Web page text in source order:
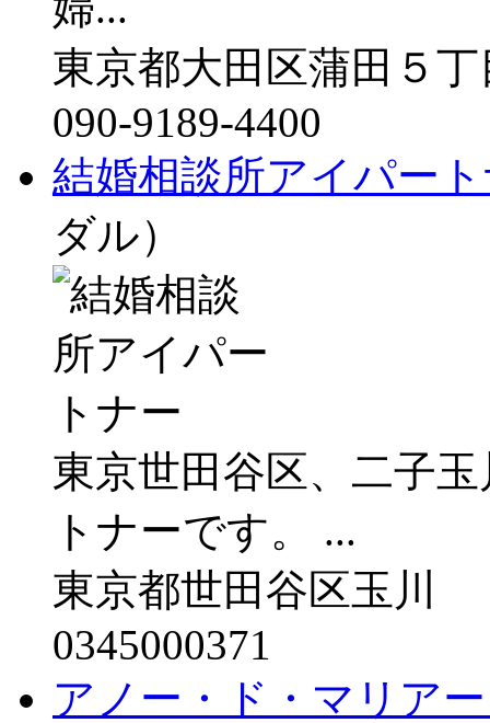
東京都大田区蒲田５
090-9189-4400
結婚相談所アイパー
ダル）
東京世田谷区、二子
トナーです。 ...
東京都世田谷区玉川
0345000371
アノー・ド・マリア